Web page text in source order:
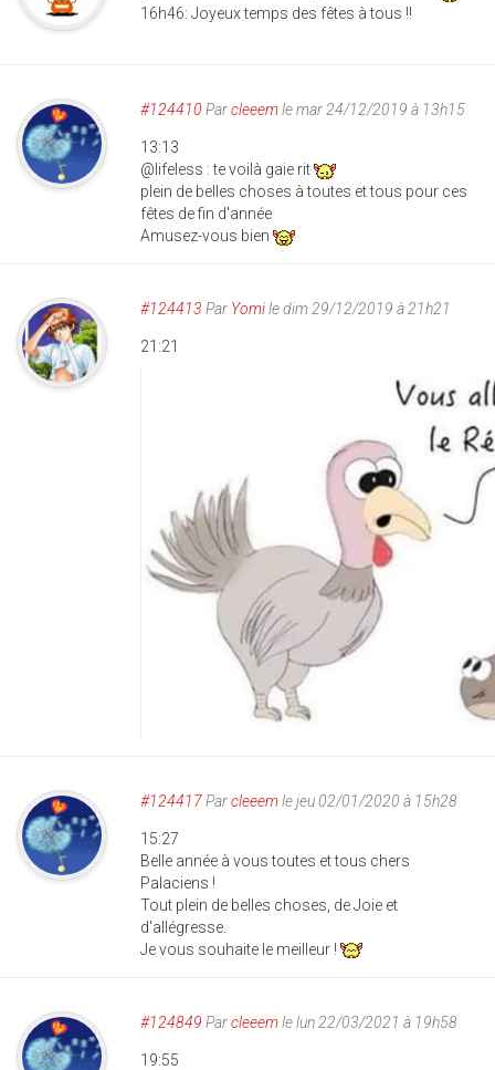
16h46: Joyeux temps des fêtes à tous !!
#124410 Parcleeemle mar 24/12/2019 à 13h15
13:13
@lifeless : te voilà gaie rit
plein de belles choses à toutes et tous pour ces
fêtes de fin d'année
Amusez-vous bien
#124413 Par Yomile dim 29/12/2019 à 21h21
21:21
#124417Parcleeemle jeu 02/01/2020 à 15h28
15:27
Belle année à vous toutes et tous chers
Palaciens !
Tout plein de belles choses, de Joie et
d'allégresse.
Je vous souhaite le meilleur !
#124849 Parcleeemle lun 22/03/2021 à 19h58
19:55